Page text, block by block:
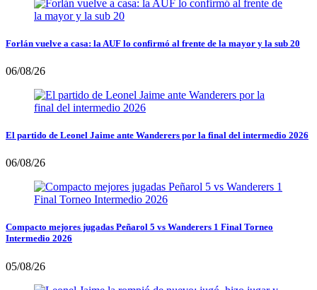
Forlán vuelve a casa: la AUF lo confirmó al frente de la mayor y la sub 20
06/08/26
El partido de Leonel Jaime ante Wanderers por la final del intermedio 2026
06/08/26
Compacto mejores jugadas Peñarol 5 vs Wanderers 1 Final Torneo
Intermedio 2026
05/08/26